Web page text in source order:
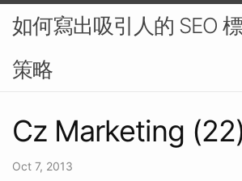
如何寫出吸引人的 SEO
策略
Cz Marketing
Oct 7, 2013